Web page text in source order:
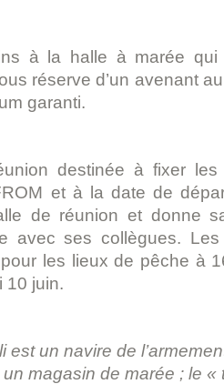
à la halle à marée qui
réserve d’un avenant
garanti.
destinée à fixer
et à la date de
de réunion et donne
avec ses collègues.
les lieux de pêche à
10 juin.
est un navire de
magasin de marée ; le